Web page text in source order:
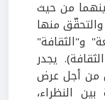
من حيث
منها
و"الثقافة"
يجدر
من أجل عرض
النظراء،